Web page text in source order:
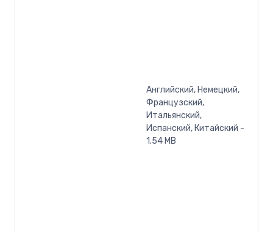
Английский, Немецкий,
Французский,
Итальянский,
Испанский, Китайский -
1.54 MB